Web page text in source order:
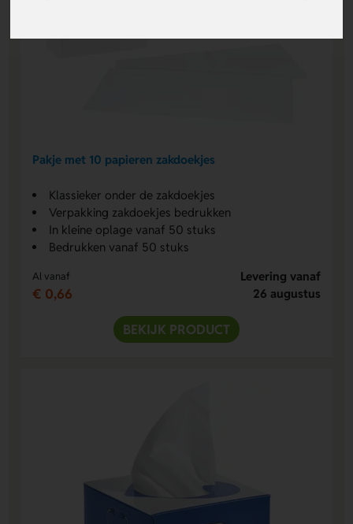
Pakje met 10 papieren zakdoekjes
Klassieker onder de zakdoekjes
Verpakking zakdoekjes bedrukken
In kleine oplage vanaf 50 stuks
Bedrukken vanaf 50 stuks
Al vanaf
€ 0,66
Levering vanaf
26 augustus
BEKIJK PRODUCT